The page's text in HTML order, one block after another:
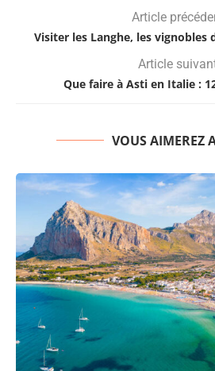
Article
Visiter les Langhe, les vignobles
Article
Que faire à Asti en Italie :
VOUS AIMEREZ